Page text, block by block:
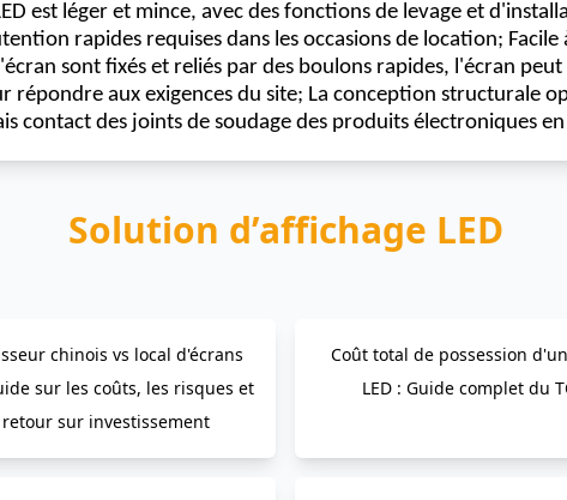
est léger et mince, avec des fonctions de levage et
rapides requises dans les occasions de location;
sont fixés et reliés par des boulons rapides, l'écran
répondre aux exigences du site; La conception structurale
contact des joints de soudage des produits électroniques
Solution d’affichage LED
chinois vs local d'écrans
sur les coûts, les risques et
sur investissement
Coût total de possession
LED : Guide complet du